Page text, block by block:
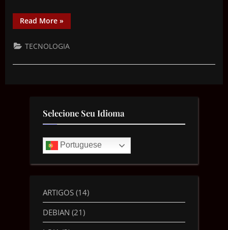
Read More »
TECNOLOGIA
Selecione Seu Idioma
Portuguese
ARTIGOS (14)
DEBIAN (21)